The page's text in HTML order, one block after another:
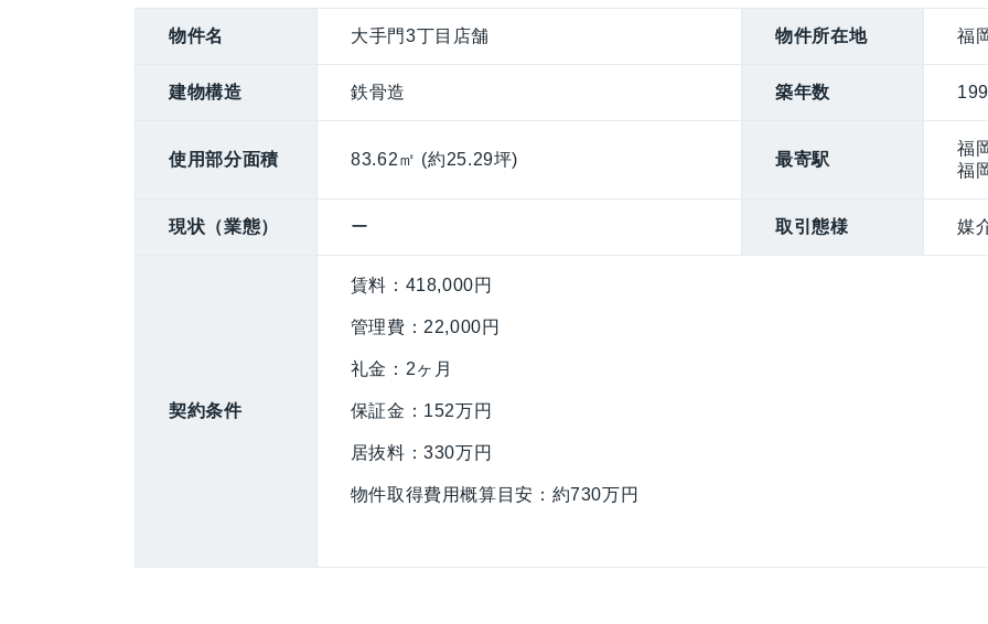
物件名 大手門3丁目店舗 物件所在地 福
建物構造 鉄骨造 築年数
使用部分面積 83.62㎡ (約25.29坪) 最寄駅
福
福
現状（業態） ー 取引態様 媒
契約条件
賃料：418,000円
管理費：22,000円
礼金：2ヶ月
保証金：152万円
居抜料：330万円
物件取得費用概算目安：約730万円